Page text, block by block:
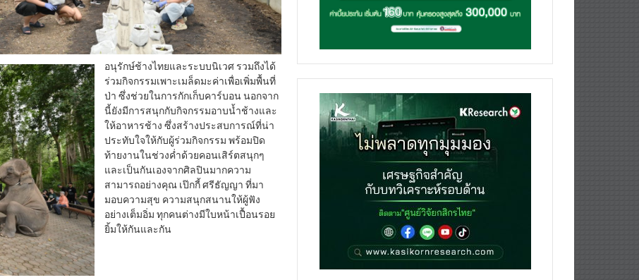
อนุรักษ์ช้างไทยและระบบนิเวศ รวมถึงได้
ร่วมกิจกรรมเพาะเมล็ดมะค่าเพื่อเพิ่มพื้นที่
ป่า ซึ่งช่วยในการกักเก็บคาร์บอน นอกจาก
นี้ยังมีการสนุกกับกิจกรรมอาบน้ำช้างและ
ให้อาหารช้าง ซึ่งสร้างประสบการณ์ที่น่า
ประทับใจให้กับผู้ร่วมกิจกรรม พร้อมปิด
ท้ายงานในช่วงค่ำด้วยคอนเสิร์ตสนุกๆ
และเป็นกันเองจากศิลปินมากความ
สามารถอย่างคุณ เป๊กกี้ ศรีธัญญา ที่มา
มอบความสุข ความสนุกสนานให้ผู้ฟัง
อย่างเต็มอิ่ม ทุกคนต่างมีใบหน้าเปื้อนรอย
ยิ้มให้กันและกัน